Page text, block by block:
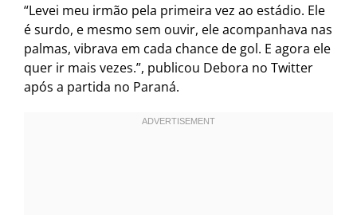
“Levei meu irmão pela primeira vez ao estádio. Ele
é surdo, e mesmo sem ouvir, ele acompanhava nas
palmas, vibrava em cada chance de gol. E agora ele
quer ir mais vezes.”, publicou Debora no Twitter
após a partida no Paraná.